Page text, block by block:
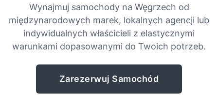
Wynajmuj samochody na Węgrzech od
międzynarodowych marek, lokalnych agencji lub
indywidualnych właścicieli z elastycznymi
warunkami dopasowanymi do Twoich potrzeb.
Zarezerwuj Samochód